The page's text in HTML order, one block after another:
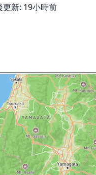
更新: 19小時前